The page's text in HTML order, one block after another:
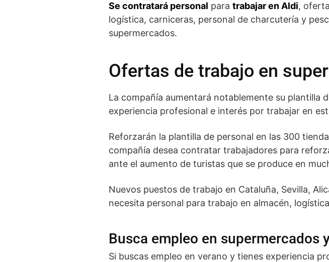
Se contratará personal para trabajar en Aldi,
logística, carniceras, personal de charcutería y
supermercados.
Ofertas de trabajo en
La compañía aumentará notablemente su plantilla
experiencia profesional e interés por trabajar en
Reforzarán la plantilla de personal en las 300
compañía desea contratar trabajadores para
ante el aumento de turistas que se produce en
Nuevos puestos de trabajo en Cataluña, Sevilla,
necesita personal para trabajo en almacén,
Busca empleo en supermercados
Si buscas empleo en verano y tienes experiencia